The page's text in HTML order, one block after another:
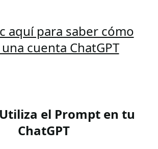
aquí para saber cómo
cuenta ChatGPT
el Prompt en tu
ChatGPT